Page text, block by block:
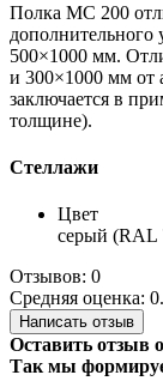
Полка МС 200
дополнительного
500×1000 мм.
и 300×1000 мм от
заключается в
толщине).
Стеллажи
Цвет
серый (RAL
Отзывов: 0
Средняя оценка:
Написать отзыв
Оставить отзыв
Так мы